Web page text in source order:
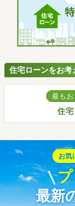
住宅ローンをお考
最も
住
お気
最新